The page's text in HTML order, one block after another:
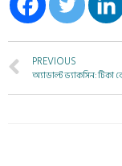
PREVIOUS